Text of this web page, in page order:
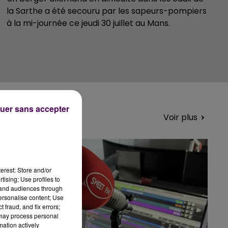
la Sarthe a été secouru par les sapeurs-pompiers
à la mi-journée ce jeudi 30 juillet au Mans.
Voir plus
Store and/or
Use profiles to
audiences through
content; Use
fraud, and fix errors;
process personal
actively
sans accepter